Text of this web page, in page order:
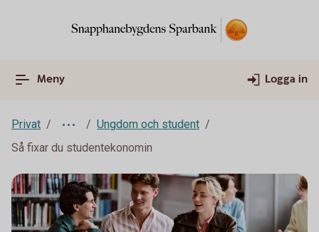
Meny Logga in
Privat
Ungdom och student
Så fixar du studentekonomin